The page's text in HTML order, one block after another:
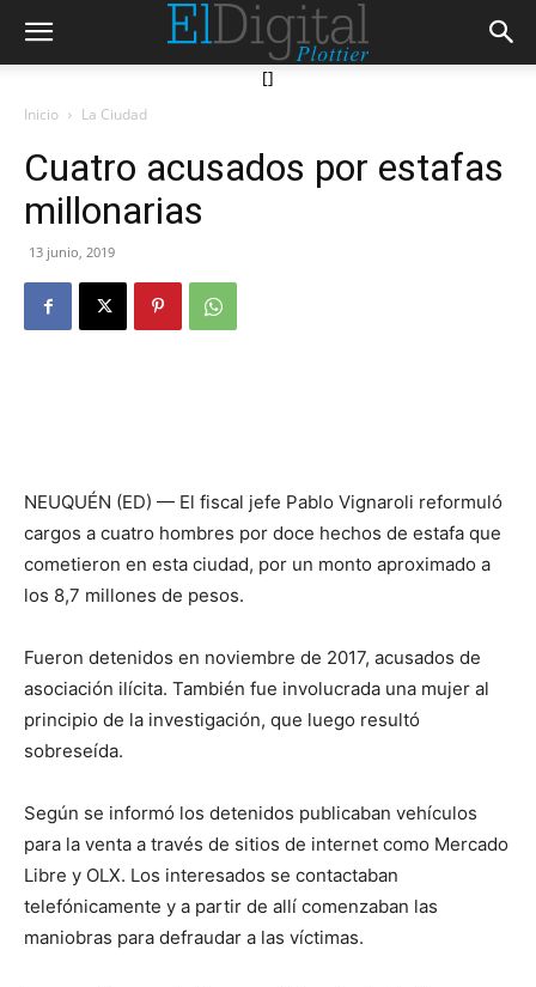
[]
Inicio La Ciudad
Cuatro acusados por estafas
millonarias
13 junio, 2019
NEUQUÉN (ED) — El fiscal jefe Pablo Vignaroli reformuló
cargos a cuatro hombres por doce hechos de estafa que
cometieron en esta ciudad, por un monto aproximado a
los 8,7 millones de pesos.
Fueron detenidos en noviembre de 2017, acusados de
asociación ilícita. También fue involucrada una mujer al
principio de la investigación, que luego resultó
sobreseída.
Según se informó los detenidos publicaban vehículos
para la venta a través de sitios de internet como Mercado
Libre y OLX. Los interesados se contactaban
telefónicamente y a partir de allí comenzaban las
maniobras para defraudar a las víctimas.